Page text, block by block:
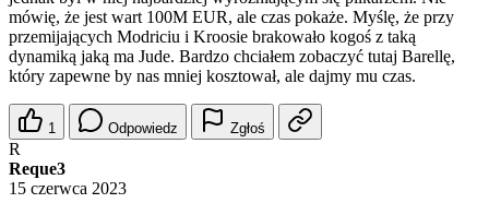
mówię, że jest wart 100M EUR, ale czas pokaże. Myślę, że przy
przemijających Modriciu i Kroosie brakowało kogoś z taką
dynamiką jaką ma Jude. Bardzo chciałem zobaczyć tutaj Barellę,
który zapewne by nas mniej kosztował, ale dajmy mu czas.
1 Odpowiedz Zgłoś
R
Reque3
15 czerwca 2023